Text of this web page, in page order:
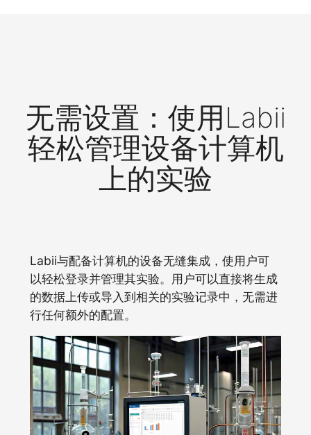
无需设置：使用Labii
轻松管理设备计算机
上的实验
Labii与配备计算机的设备无缝集成，使用户可
以轻松登录并管理其实验。用户可以直接将生成
的数据上传或导入到相关的实验记录中，无需进
行任何额外的配置。